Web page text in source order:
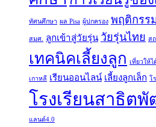
ทัศนศึกษา ผล Pisa ผู้ปกครอง พฤติกรร
สมศ. ลูกเข้าสู่วัยรุ่น วัยรุ่นไทย ส
เทคนิคเลี้ยงลูก เที่ยวให้
เกาหลี เรียนออนไลน์ เลี้ยงลูกเล็ก โ
โรงเรียนสาธิต
แลนด์4.0